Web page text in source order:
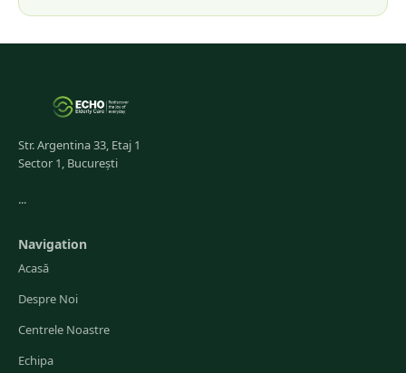
Str. Argentina 33, Etaj 1
Sector 1, București
...
Navigation
Acasă
Despre Noi
Centrele Noastre
Echipa